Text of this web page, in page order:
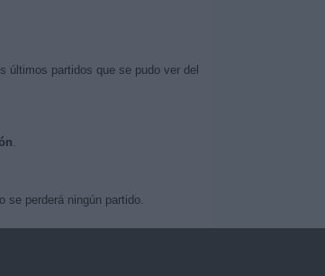
últimos partidos que se pudo ver del
.
perderá ningún partido.